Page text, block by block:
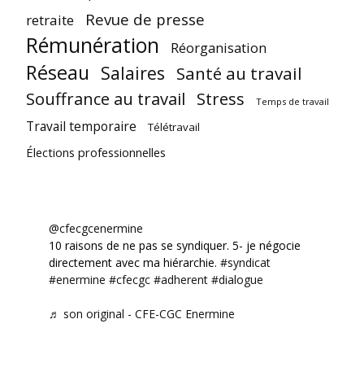
retraite Revue de presse
Rémunération Réorganisation
Réseau Salaires Santé au travail
Souffrance au travail Stress Temps de travail
Travail temporaire Télétravail
Élections professionnelles
@cfecgcenermine
10 raisons de ne pas se syndiquer. 5- je négocie
directement avec ma hiérarchie. #syndicat
#enermine #cfecgc #adherent #dialogue
♬ son original - CFE-CGC Enermine